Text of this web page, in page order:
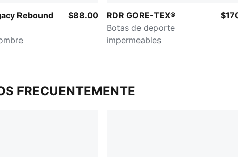
Rebound
$88.00
RDR GORE-TEX®
Botas de deporte
impermeables
FRECUENTEMENTE